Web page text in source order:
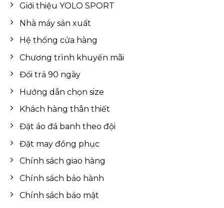
Giới thiệu YOLO SPORT
Nhà máy sản xuất
Hệ thống cửa hàng
Chương trình khuyến mãi
Đổi trả 90 ngày
Hướng dẫn chọn size
Khách hàng thân thiết
Đặt áo đá banh theo đội
Đặt may đồng phục
Chính sách giao hàng
Chính sách bảo hành
Chính sách bảo mật